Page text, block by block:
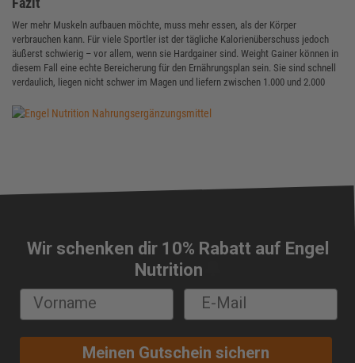
Wer mehr Muskeln aufbauen möchte, muss mehr essen, als der Körper
verbrauchen kann. Für viele Sportler ist der tägliche Kalorienüberschuss jedoch
äußerst schwierig – vor allem, wenn sie Hardgainer sind. Weight Gainer können in
diesem Fall eine echte Bereicherung für den Ernährungsplan sein. Sie sind schnell
verdaulich, liegen nicht schwer im Magen und liefern zwischen 1.000 und 2.000
Wir schenken dir 10% Rabatt auf Engel
Nutrition
Meinen Gutschein sichern